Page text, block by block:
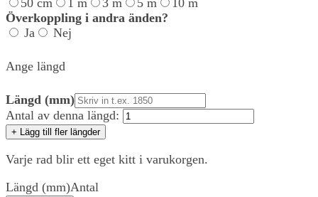
50 cm
1 m 3 m 5 m
10 m
Överkoppling i andra änden?
Ja
Nej
Ange längd
Längd (mm)
Antal av denna längd:
+ Lägg till fler längder
Varje rad blir ett eget kitt i varukorgen.
Längd (mm)Antal